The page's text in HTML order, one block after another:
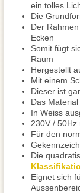
ein tolles
Die
Der
Ecken
Somit fügt
Raum
Hergestellt
Mit einem
Dieser ist
Das Material
In Weiss
230V / 50Hz
Für den
Die
Eignet sich